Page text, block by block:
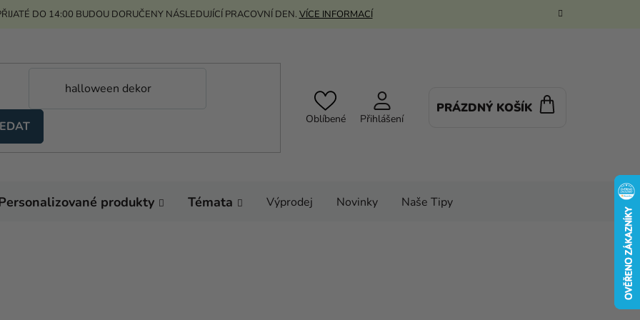
DO 14:00 BUDOU DORUČENY NÁSLEDUJÍCÍ PRACOVNÍ DEN. VÍCE INFORMACÍ
Oblíbené Přihlášení
PRÁZDNÝ KOŠÍK
produkty Témata Výprodej Novinky Naše Tipy